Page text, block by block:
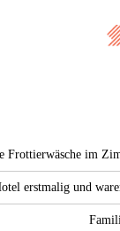
Frottierwäsche im
erstmalig und